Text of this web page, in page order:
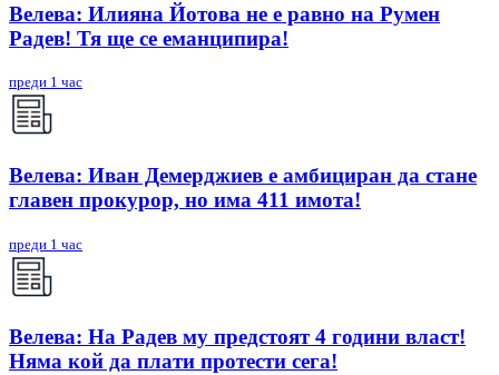
Велева: Илияна Йотова не е равно на Румен
Радев! Тя ще се еманципира!
преди 1 час
Велева: Иван Демерджиев е амбициран да стане
главен прокурор, но има 411 имота!
преди 1 час
Велева: На Радев му предстоят 4 години власт!
Няма кой да плати протести сега!